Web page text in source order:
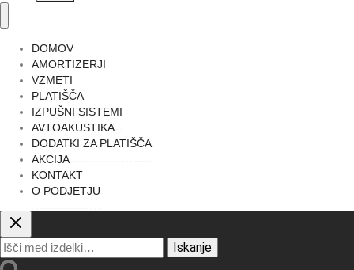
DOMOV
AMORTIZERJI
VZMETI
PLATIŠČA
IZPUŠNI SISTEMI
AVTOAKUSTIKA
DODATKI ZA PLATIŠČA
AKCIJA
KONTAKT
O PODJETJU
Išči: Iskanje